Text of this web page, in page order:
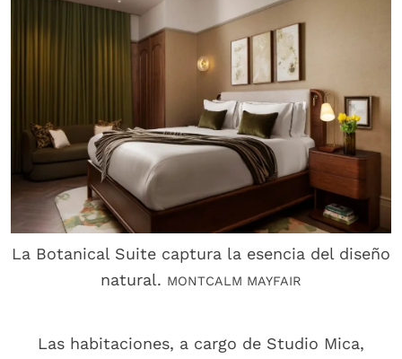
La Botanical Suite captura la esencia del diseño
natural. MONTCALM MAYFAIR
Las habitaciones, a cargo de Studio Mica,